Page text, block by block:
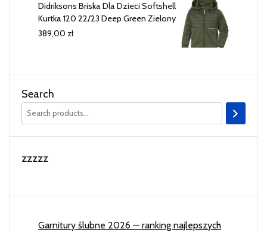
Didriksons Briska Dla Dzieci Softshell
Kurtka 120 22/23 Deep Green Zielony
389,00 zł
Search
zzzzz
Garnitury ślubne 2026 — ranking najlepszych